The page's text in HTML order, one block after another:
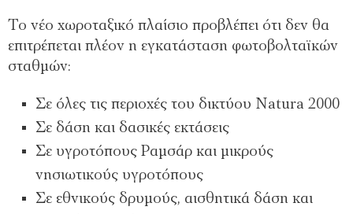
Το νέο χωροταξικό πλαίσιο προβλέπει ότι δεν θα
επιτρέπεται πλέον η εγκατάσταση φωτοβολταϊκών
σταθμών:
Σε όλες τις περιοχές του δικτύου Natura 2000
Σε δάση και δασικές εκτάσεις
Σε υγροτόπους Ραμσάρ και μικρούς
νησιωτικούς υγροτόπους
Σε εθνικούς δρυμούς, αισθητικά δάση και